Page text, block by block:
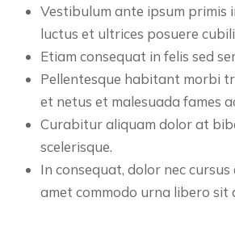
Vestibulum ante ipsum primis
luctus et ultrices posuere
Etiam consequat in felis sed
Pellentesque habitant morbi
et netus et malesuada fames
Curabitur aliquam dolor at
scelerisque.
In consequat, dolor nec cursus
amet commodo urna libero sit